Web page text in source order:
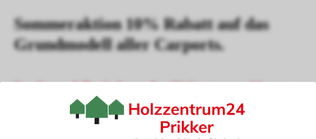
Sommeraktion 10% Rabatt auf das
Grundmodell aller Carports.
Sondermodelle sind von der Aktion ausgeschlossen
hre Vorteile bei Prikker-Carports